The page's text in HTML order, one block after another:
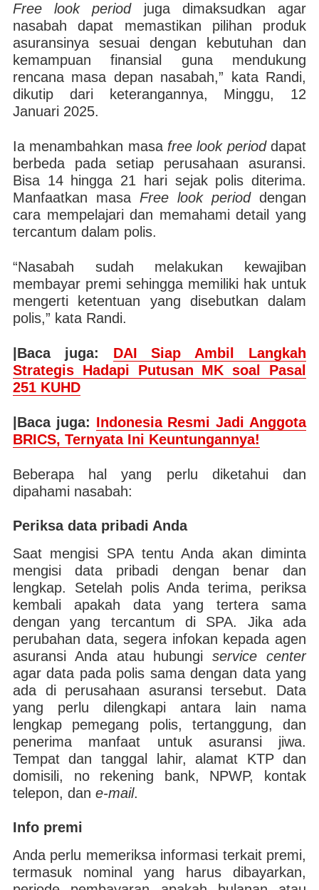
Free look periodjuga dimaksudkan agar
nasabah dapat memastikan pilihan produk
asuransinya sesuai dengan kebutuhan dan
kemampuan finansial guna mendukung
rencana masa depan nasabah,” kata Randi,
dikutip dari keterangannya, Minggu, 12
Januari 2025.
Ia menambahkan masa free look perioddapat
berbeda pada setiap perusahaan asuransi.
Bisa 14 hingga 21 hari sejak polis diterima.
Manfaatkan masa Free look perioddengan
cara mempelajari dan memahami detail yang
tercantum dalam polis.
“Nasabah sudah melakukan kewajiban
membayar premi sehingga memiliki hak untuk
mengerti ketentuan yang disebutkan dalam
polis,” kata Randi.
|Baca juga: DAI Siap Ambil Langkah
Strategis Hadapi Putusan MK soal Pasal
251 KUHD
|Baca juga: Indonesia Resmi Jadi Anggota
BRICS, Ternyata Ini Keuntungannya!
Beberapa hal yang perlu diketahui dan
dipahami nasabah:
Periksa data pribadi Anda
Saat mengisi SPA tentu Anda akan diminta
mengisi data pribadi dengan benar dan
lengkap. Setelah polis Anda terima, periksa
kembali apakah data yang tertera sama
dengan yang tercantum di SPA. Jika ada
perubahan data, segera infokan kepada agen
asuransi Anda atau hubungiservice center
agar data pada polis sama dengan data yang
ada di perusahaan asuransi tersebut. Data
yang perlu dilengkapi antara lain nama
lengkap pemegang polis, tertanggung, dan
penerima manfaat untuk asuransi jiwa.
Tempat dan tanggal lahir, alamat KTP dan
domisili, no rekening bank, NPWP, kontak
telepon, dan e-mail.
Info premi
Anda perlu memeriksa informasi terkait premi,
termasuk nominal yang harus dibayarkan,